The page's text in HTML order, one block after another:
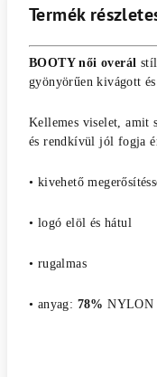
Termék
BOOTY női overál
gyönyörűen kivágott
Kellemes viselet, amit
és rendkívül jól fogja
• kivehető
• logó elöl és hátul
• rugalmas
• anyag: 78%